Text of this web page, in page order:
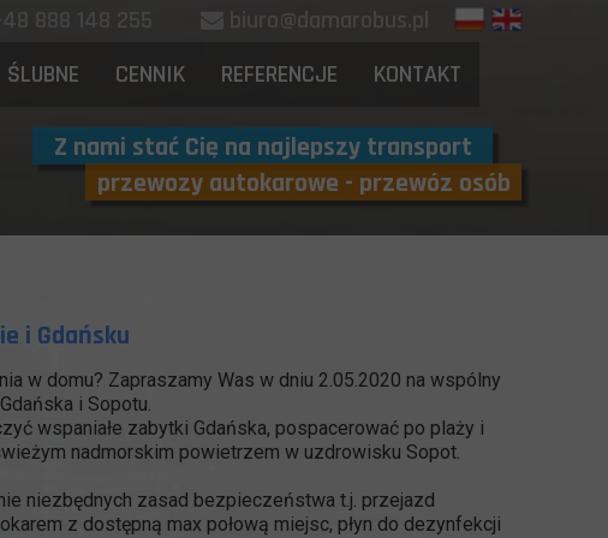
przewozy autokarowe - przewóz osób
Z nami stać Cię na najlepszy transport
+48 888 148 255
biuro@damarobus.pl
ŚLUBNE CENNIK REFERENCJE KONTAKT
w domu? Zapraszamy Was w dniu 2.05.2020 na wspólny
i Sopotu.
wspaniałe zabytki Gdańska, pospacerować po plaży i
nadmorskim powietrzem w uzdrowisku Sopot.
niezbędnych zasad bezpieczeństwa t.j. przejazd
z dostępną max połową miejsc, płyn do dezynfekcji
i Gdańsku